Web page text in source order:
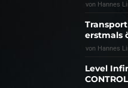
von Hannes
erstmals
von Hannes
Level